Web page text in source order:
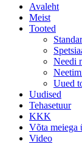
Avaleht
Meist
Tooted
Needi
Uued
Uudised
Tehasetuur
KKK
Võta meiega
Video